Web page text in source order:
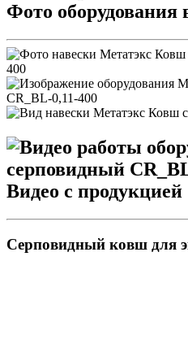
Фото оборудования
Видео с продукцией
Серповидный ковш для